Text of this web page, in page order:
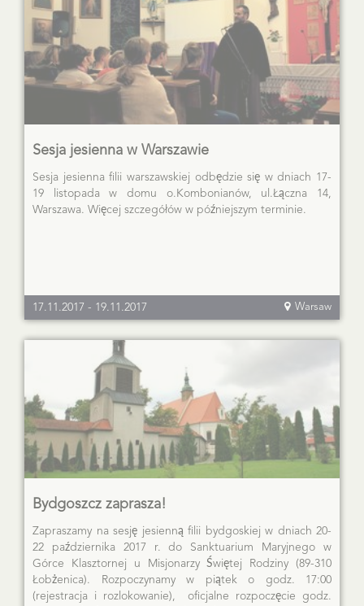
Sesja jesienna w Warszawie
Sesja jesienna filii warszawskiej odbędzie się w dniach 17-
19 listopada w domu o.Kombonianów, ul.Łączna 14,
Warszawa. Więcej szczegółów w późniejszym terminie.
17.11.2017 - 19.11.2017 Warsaw
Bydgoszcz zaprasza!
Zapraszamy na sesję jesienną filii bydgoskiej w dniach 20-
22 października 2017 r. do Sanktuarium Maryjnego w
Górce Klasztornej u Misjonarzy Świętej Rodziny (89-310
Łobżenica). Rozpoczynamy w piątek o godz. 17:00
(rejestracja i rozlokowanie), oficjalne rozpoczęcie godz.